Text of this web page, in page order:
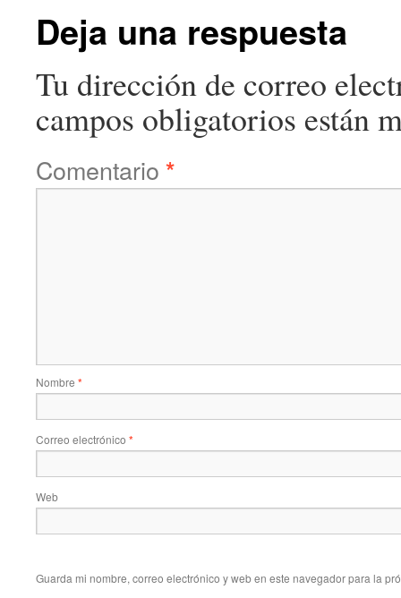
Deja una respuesta
Tu dirección de correo
campos obligatorios están
Comentario *
Nombre *
Correo electrónico *
Web
Guarda mi nombre, correo electrónico y web en este navegador para la